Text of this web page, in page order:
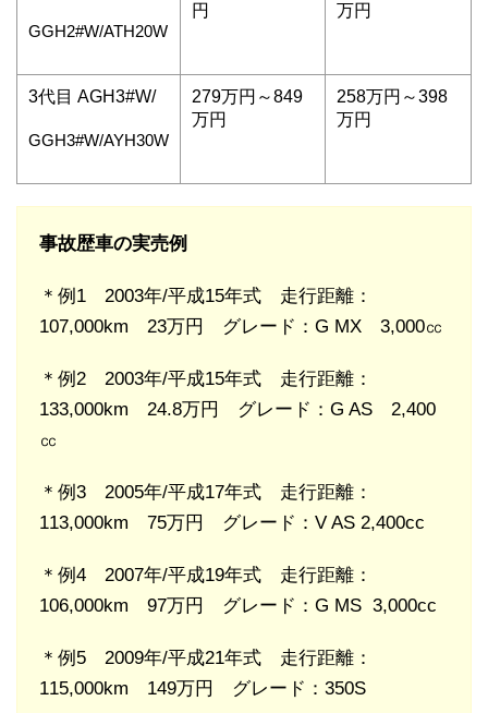
GGH2#W/ATH20W
円
万円
3代目 AGH3#W/
GGH3#W/AYH30W
279万円～849
万円
258万円～398
万円
事故歴車の実売例
＊例1 2003年/平成15年式 走行距離：
107,000km 23万円 グレード：G MX 3,000㏄
＊例2 2003年/平成15年式 走行距離：
133,000km 24.8万円 グレード：G AS 2,400
㏄
＊例3 2005年/平成17年式 走行距離：
113,000km 75万円 グレード：V AS 2,400cc
＊例4 2007年/平成19年式 走行距離：
106,000km 97万円 グレード：G MS 3,000cc
＊例5 2009年/平成21年式 走行距離：
115,000km 149万円 グレード：350S